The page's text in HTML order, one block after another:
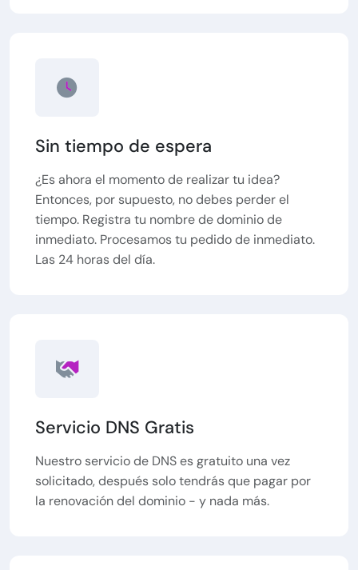
Sin tiempo de espera
¿Es ahora el momento de realizar tu idea?
Entonces, por supuesto, no debes perder el
tiempo. Registra tu nombre de dominio de
inmediato. Procesamos tu pedido de inmediato.
Las 24 horas del día.
Servicio DNS Gratis
Nuestro servicio de DNS es gratuito una vez
solicitado, después solo tendrás que pagar por
la renovación del dominio - y nada más.